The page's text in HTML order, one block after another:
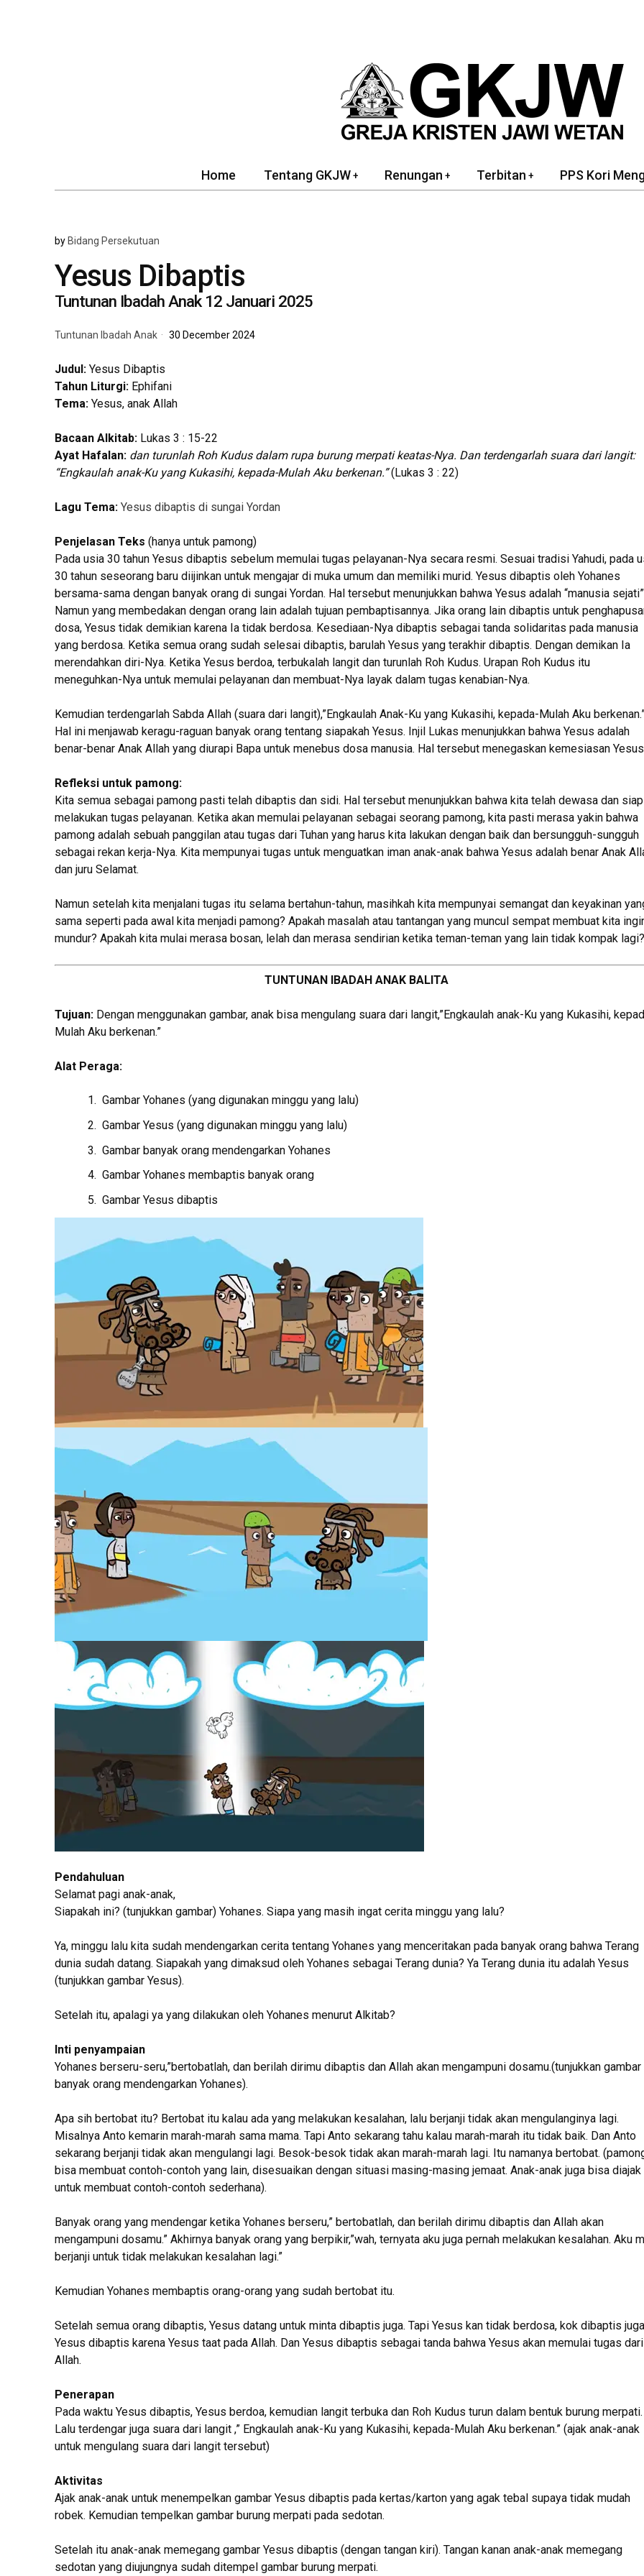
Home Tentang GKJW Renungan Terbitan PPS Kori
by Bidang Persekutuan
Yesus Dibaptis
Tuntunan Ibadah Anak 12 Januari 2025
Tuntunan Ibadah Anak 30 December 2024
Judul:Yesus Dibaptis
Tahun Liturgi:Ephifani
Tema:Yesus, anak Allah
Bacaan Alkitab:Lukas 3 : 15-22
Ayat Hafalan: dan turunlah Roh Kudus dalam rupa burung merpati keatas-Nya. Dan terdengarlah suara dari langit:
“Engkaulah anak-Ku yang Kukasihi, kepada-Mulah Aku berkenan.”(Lukas 3 : 22)
Lagu Tema: Yesus dibaptis di sungai Yordan
Penjelasan Teks (hanya untuk pamong)
Pada usia 30 tahun Yesus dibaptis sebelum memulai tugas pelayanan-Nya secara resmi. Sesuai tradisi Yahudi, pada
30 tahun seseorang baru diijinkan untuk mengajar di muka umum dan memiliki murid. Yesus dibaptis oleh Yohanes
bersama-sama dengan banyak orang di sungai Yordan. Hal tersebut menunjukkan bahwa Yesus adalah “manusia
Namun yang membedakan dengan orang lain adalah tujuan pembaptisannya. Jika orang lain dibaptis untuk
dosa, Yesus tidak demikian karena Ia tidak berdosa. Kesediaan-Nya dibaptis sebagai tanda solidaritas pada manusia
yang berdosa. Ketika semua orang sudah selesai dibaptis, barulah Yesus yang terakhir dibaptis. Dengan demikan Ia
merendahkan diri-Nya. Ketika Yesus berdoa, terbukalah langit dan turunlah Roh Kudus. Urapan Roh Kudus itu
meneguhkan-Nya untuk memulai pelayanan dan membuat-Nya layak dalam tugas kenabian-Nya.
Kemudian terdengarlah Sabda Allah (suara dari langit),”Engkaulah Anak-Ku yang Kukasihi, kepada-Mulah Aku
Hal ini menjawab keragu-raguan banyak orang tentang siapakah Yesus. Injil Lukas menunjukkan bahwa Yesus adalah
benar-benar Anak Allah yang diurapi Bapa untuk menebus dosa manusia. Hal tersebut menegaskan kemesiasan
Refleksi untuk pamong:
Kita semua sebagai pamong pasti telah dibaptis dan sidi. Hal tersebut menunjukkan bahwa kita telah dewasa dan siap
melakukan tugas pelayanan. Ketika akan memulai pelayanan sebagai seorang pamong, kita pasti merasa yakin bahwa
pamong adalah sebuah panggilan atau tugas dari Tuhan yang harus kita lakukan dengan baik dan bersungguh-sungguh
sebagai rekan kerja-Nya. Kita mempunyai tugas untuk menguatkan iman anak-anak bahwa Yesus adalah benar Anak
dan juru Selamat.
Namun setelah kita menjalani tugas itu selama bertahun-tahun, masihkah kita mempunyai semangat dan keyakinan
sama seperti pada awal kita menjadi pamong? Apakah masalah atau tantangan yang muncul sempat membuat kita
mundur? Apakah kita mulai merasa bosan, lelah dan merasa sendirian ketika teman-teman yang lain tidak kompak lagi?
TUNTUNAN IBADAH ANAK BALITA
Tujuan:Dengan menggunakan gambar, anak bisa mengulang suara dari langit,”Engkaulah anak-Ku yang Kukasihi,
Mulah Aku berkenan.”
Alat Peraga:
Gambar Yohanes (yang digunakan minggu yang lalu)
Gambar Yesus (yang digunakan minggu yang lalu)
Gambar banyak orang mendengarkan Yohanes
Gambar Yohanes membaptis banyak orang
Gambar Yesus dibaptis
Pendahuluan
Selamat pagi anak-anak,
Siapakah ini? (tunjukkan gambar) Yohanes. Siapa yang masih ingat cerita minggu yang lalu?
Ya, minggu lalu kita sudah mendengarkan cerita tentang Yohanes yang menceritakan pada banyak orang bahwa Terang
dunia sudah datang. Siapakah yang dimaksud oleh Yohanes sebagai Terang dunia? Ya Terang dunia itu adalah Yesus
(tunjukkan gambar Yesus).
Setelah itu, apalagi ya yang dilakukan oleh Yohanes menurut Alkitab?
Inti penyampaian
Yohanes berseru-seru,”bertobatlah, dan berilah dirimu dibaptis dan Allah akan mengampuni dosamu.(tunjukkan gambar
banyak orang mendengarkan Yohanes).
Apa sih bertobat itu? Bertobat itu kalau ada yang melakukan kesalahan, lalu berjanji tidak akan mengulanginya lagi.
Misalnya Anto kemarin marah-marah sama mama. Tapi Anto sekarang tahu kalau marah-marah itu tidak baik. Dan Anto
sekarang berjanji tidak akan mengulangi lagi. Besok-besok tidak akan marah-marah lagi. Itu namanya bertobat.
bisa membuat contoh-contoh yang lain, disesuaikan dengan situasi masing-masing jemaat. Anak-anak juga bisa diajak
untuk membuat contoh-contoh sederhana).
Banyak orang yang mendengar ketika Yohanes berseru,” bertobatlah, dan berilah dirimu dibaptis dan Allah akan
mengampuni dosamu.” Akhirnya banyak orang yang berpikir,”wah, ternyata aku juga pernah melakukan kesalahan. Aku
berjanji untuk tidak melakukan kesalahan lagi.”
Kemudian Yohanes membaptis orang-orang yang sudah bertobat itu.
Setelah semua orang dibaptis, Yesus datang untuk minta dibaptis juga. Tapi Yesus kan tidak berdosa, kok dibaptis
Yesus dibaptis karena Yesus taat pada Allah. Dan Yesus dibaptis sebagai tanda bahwa Yesus akan memulai tugas dari
Allah.
Penerapan
Pada waktu Yesus dibaptis, Yesus berdoa, kemudian langit terbuka dan Roh Kudus turun dalam bentuk burung merpati.
Lalu terdengar juga suara dari langit ,” Engkaulah anak-Ku yang Kukasihi, kepada-Mulah Aku berkenan.” (ajak anak-anak
untuk mengulang suara dari langit tersebut)
Aktivitas
Ajak anak-anak untuk menempelkan gambar Yesus dibaptis pada kertas/karton yang agak tebal supaya tidak mudah
robek. Kemudian tempelkan gambar burung merpati pada sedotan.
Setelah itu anak-anak memegang gambar Yesus dibaptis (dengan tangan kiri). Tangan kanan anak-anak memegang
sedotan yang diujungnya sudah ditempel gambar burung merpati.